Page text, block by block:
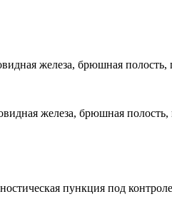
железа, брюшная полость,
железа, брюшная
пункция под